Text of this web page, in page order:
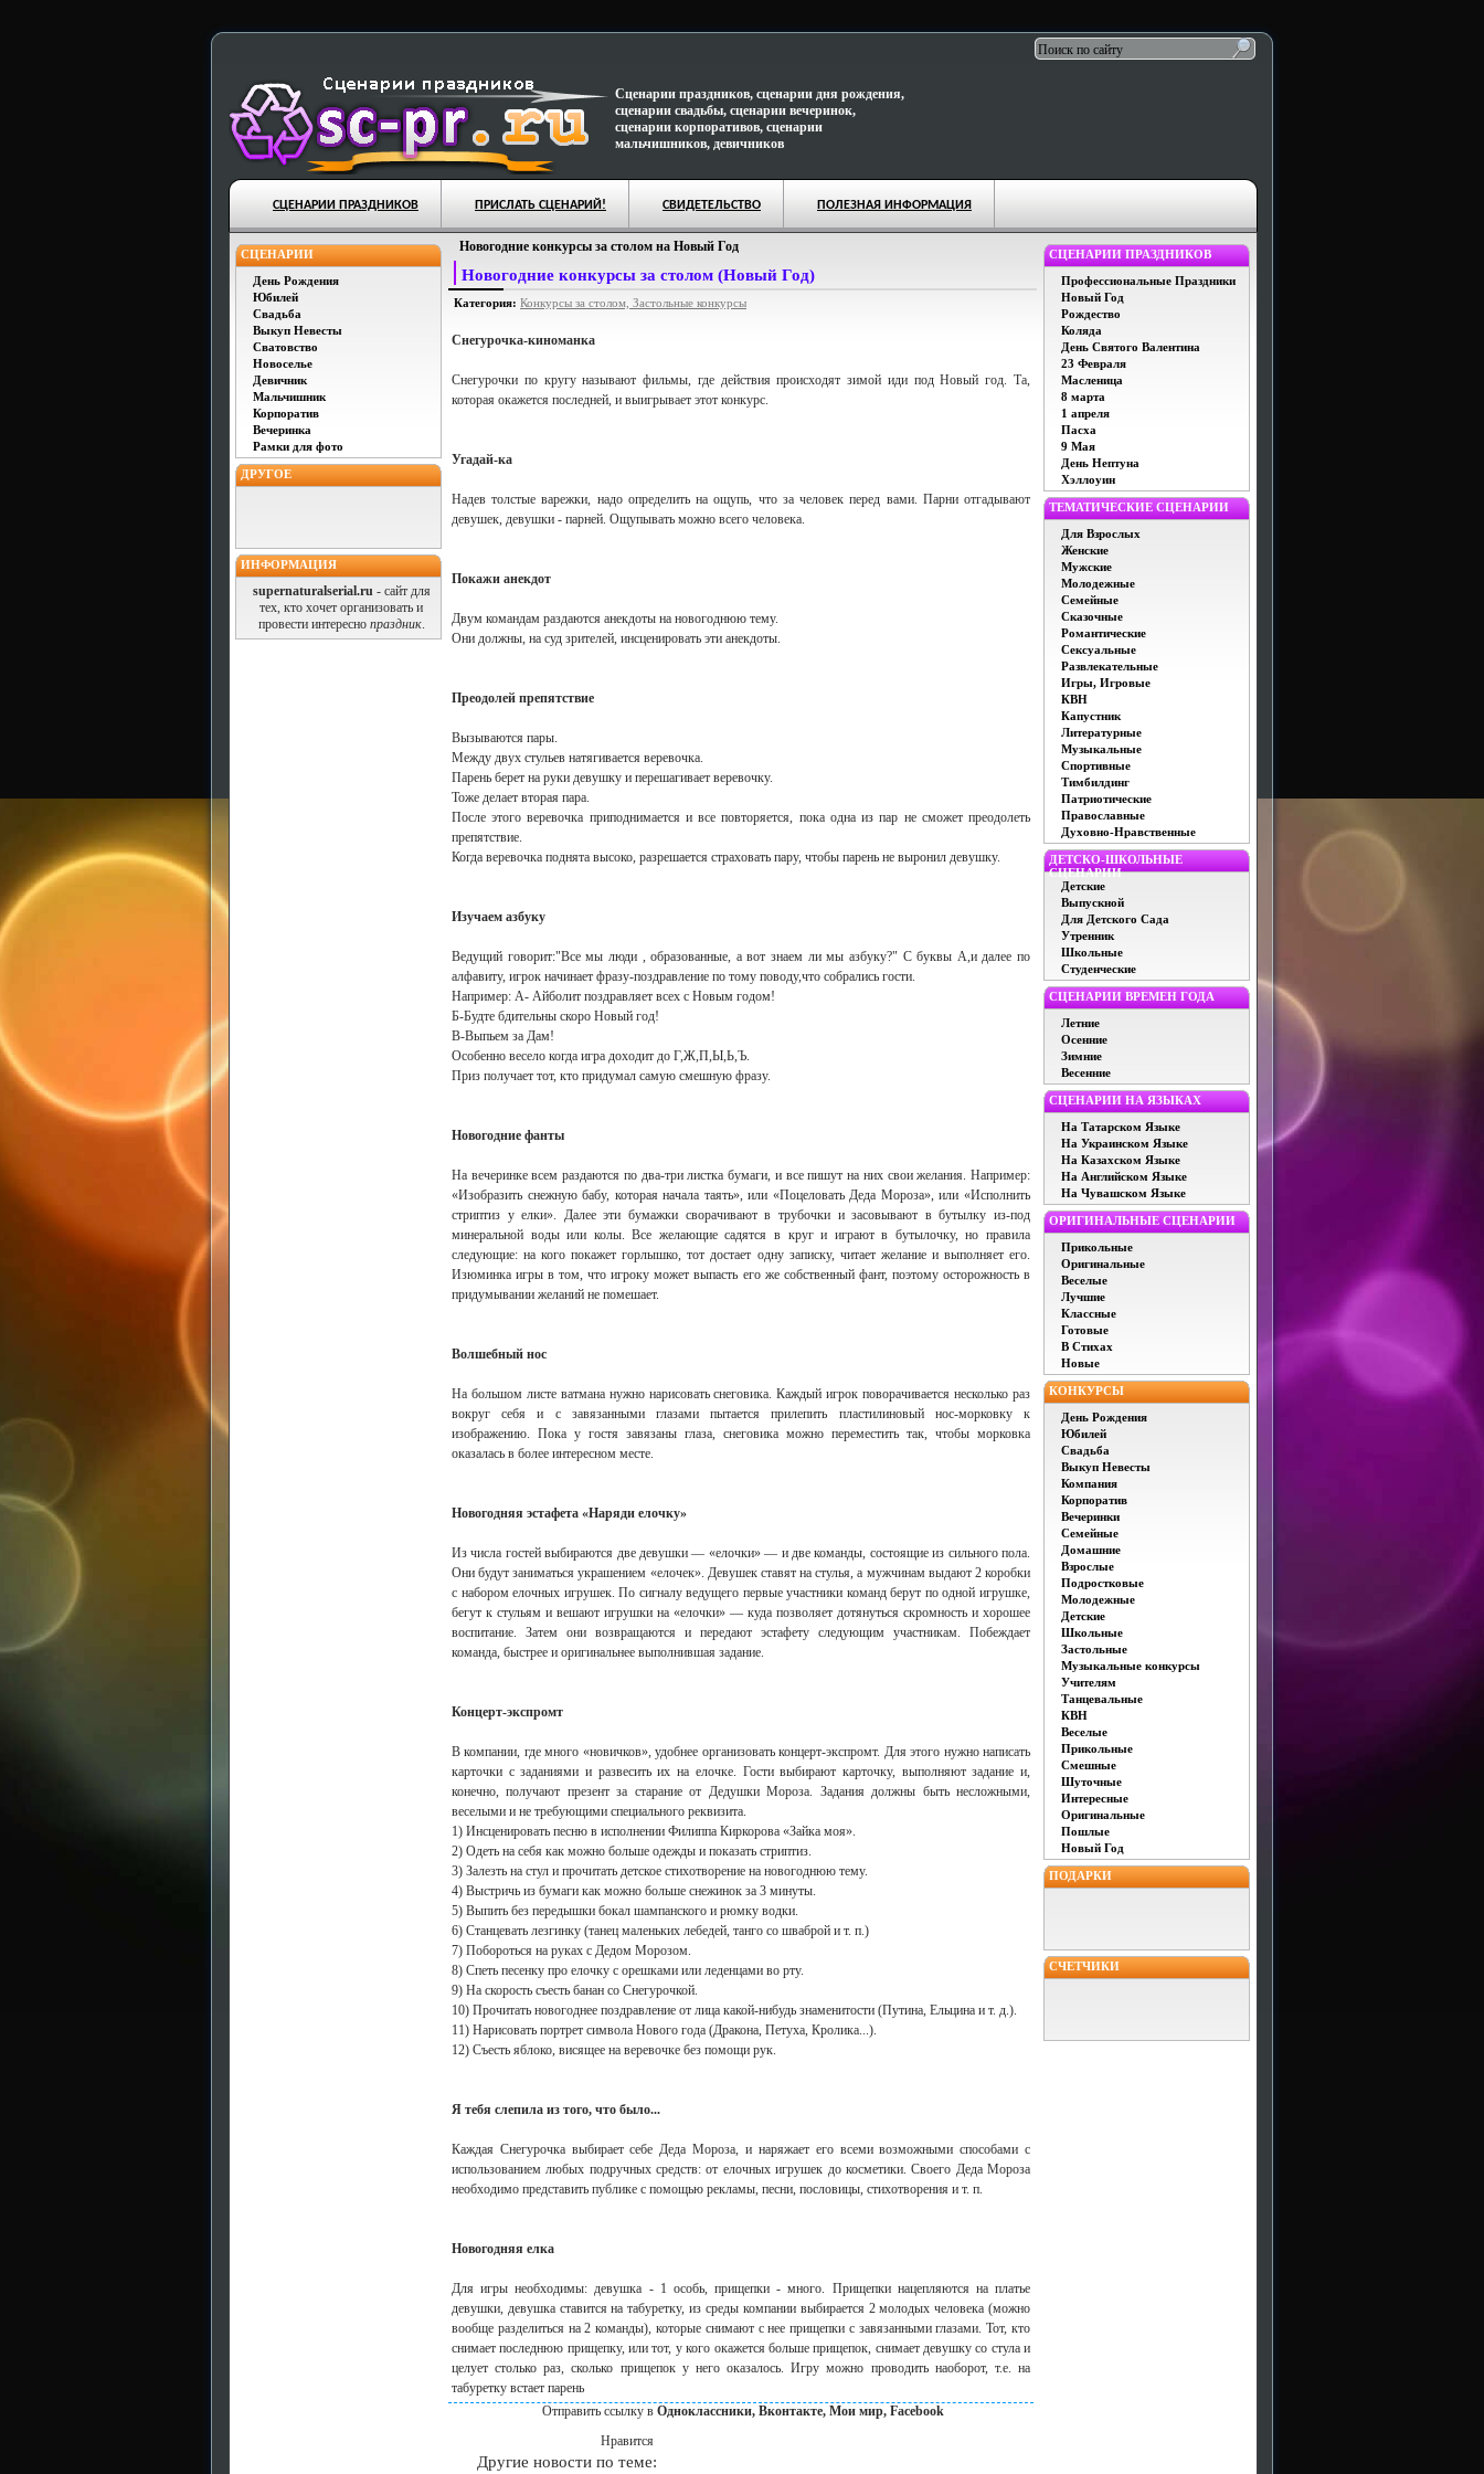
Сценарии праздников, сценарии дня рождения,
сценарии свадьбы, сценарии вечеринок,
сценарии корпоративов, сценарии
мальчишников, девичников
СЦЕНАРИИ ПРАЗДНИКОВ ПРИСЛАТЬ СЦЕНАРИЙ! СВИДЕТЕЛЬСТВО ПОЛЕЗНАЯ ИНФОРМАЦИЯ
СЦЕНАРИИ
День Рождения
Юбилей
Свадьба
Выкуп Невесты
Сватовство
Новоселье
Девичник
Мальчишник
Корпоратив
Вечеринка
Рамки для фото
ДРУГОЕ
ИНФОРМАЦИЯ
supernaturalserial.ru- сайт для
тех, кто хочет организовать и
провести интересно праздник.
Новогодние конкурсы за столом на Новый Год
Новогодние конкурсы за столом (Новый Год)
Категория: Конкурсы за столом, Застольные конкурсы
Снегурочка-киноманка
Снегурочки по кругу называют фильмы, где действия происходят зимой иди под Новый год. Та,
которая окажется последней, и выигрывает этот конкурс.
Угадай-ка
Надев толстые варежки, надо определить на ощупь, что за человек перед вами. Парни отгадывают
девушек, девушки - парней. Ощупывать можно всего человека.
Покажи анекдот
Двум командам раздаются анекдоты на новогоднюю тему.
Они должны, на суд зрителей, инсценировать эти анекдоты.
Преодолей препятствие
Вызываются пары.
Между двух стульев натягивается веревочка.
Парень берет на руки девушку и перешагивает веревочку.
Тоже делает вторая пара.
После этого веревочка приподнимается и все повторяется, пока одна из пар не сможет преодолеть
препятствие.
Когда веревочка поднята высоко, разрешается страховать пару, чтобы парень не выронил девушку.
Изучаем азбуку
Ведущий говорит:"Все мы люди , образованные, а вот знаем ли мы азбуку?" С буквы А,и далее по
алфавиту, игрок начинает фразу-поздравление по тому поводу,что собрались гости.
Например: А- Айболит поздравляет всех с Новым годом!
Б-Будте бдительны скоро Новый год!
В-Выпьем за Дам!
Особенно весело когда игра доходит до Г,Ж,П,Ы,Ь,Ъ.
Приз получает тот, кто придумал самую смешную фразу.
Новогодние фанты
На вечеринке всем раздаются по два-три листка бумаги, и все пишут на них свои желания. Например:
«Изобразить снежную бабу, которая начала таять», или «Поцеловать Деда Мороза», или «Исполнить
стриптиз у елки». Далее эти бумажки сворачивают в трубочки и засовывают в бутылку из-под
минеральной воды или колы. Все желающие садятся в круг и играют в бутылочку, но правила
следующие: на кого покажет горлышко, тот достает одну записку, читает желание и выполняет его.
Изюминка игры в том, что игроку может выпасть его же собственный фант, поэтому осторожность в
придумывании желаний не помешает.
Волшебный нос
На большом листе ватмана нужно нарисовать снеговика. Каждый игрок поворачивается несколько раз
вокруг себя и с завязанными глазами пытается прилепить пластилиновый нос-морковку к
изображению. Пока у гостя завязаны глаза, снеговика можно переместить так, чтобы морковка
оказалась в более интересном месте.
Новогодняя эстафета «Наряди елочку»
Из числа гостей выбираются две девушки — «елочки» — и две команды, состоящие из сильного пола.
Они будут заниматься украшением «елочек». Девушек ставят на стулья, а мужчинам выдают 2 коробки
с набором елочных игрушек. По сигналу ведущего первые участники команд берут по одной игрушке,
бегут к стульям и вешают игрушки на «елочки» — куда позволяет дотянуться скромность и хорошее
воспитание. Затем они возвращаются и передают эстафету следующим участникам. Побеждает
команда, быстрее и оригинальнее выполнившая задание.
Концерт-экспромт
В компании, где много «новичков», удобнее организовать концерт-экспромт. Для этого нужно написать
карточки с заданиями и развесить их на елочке. Гости выбирают карточку, выполняют задание и,
конечно, получают презент за старание от Дедушки Мороза. Задания должны быть несложными,
веселыми и не требующими специального реквизита.
1) Инсценировать песню в исполнении Филиппа Киркорова «Зайка моя».
2) Одеть на себя как можно больше одежды и показать стриптиз.
3) Залезть на стул и прочитать детское стихотворение на новогоднюю тему.
4) Выстричь из бумаги как можно больше снежинок за 3 минуты.
5) Выпить без передышки бокал шампанского и рюмку водки.
6) Станцевать лезгинку (танец маленьких лебедей, танго со шваброй и т. п.)
7) Побороться на руках с Дедом Морозом.
8) Спеть песенку про елочку с орешками или леденцами во рту.
9) На скорость съесть банан со Снегурочкой.
10) Прочитать новогоднее поздравление от лица какой-нибудь знаменитости (Путина, Ельцина и т. д.).
11) Нарисовать портрет символа Нового года (Дракона, Петуха, Кролика...).
12) Съесть яблоко, висящее на веревочке без помощи рук.
Я тебя слепила из того, что было...
Каждая Снегурочка выбирает себе Деда Мороза, и наряжает его всеми возможными способами с
использованием любых подручных средств: от елочных игрушек до косметики. Своего Деда Мороза
необходимо представить публике с помощью рекламы, песни, пословицы, стихотворения и т. п.
Новогодняя елка
Для игры необходимы: девушка - 1 особь, прищепки - много. Прищепки нацепляются на платье
девушки, девушка ставится на табуретку, из среды компании выбирается 2 молодых человека (можно
вообще разделиться на 2 команды), которые снимают с нее прищепки с завязанными глазами. Тот, кто
снимает последнюю прищепку, или тот, у кого окажется больше прищепок, снимает девушку со стула и
целует столько раз, сколько прищепок у него оказалось. Игру можно проводить наоборот, т.е. на
табуретку встает парень
Отправить ссылку в Одноклассники, Вконтакте, Мои мир, Facebook
Нравится
Другие новости по теме:
СЦЕНАРИИ ПРАЗДНИКОВ
Профессиональные Праздники
Новый Год
Рождество
Коляда
День Святого Валентина
23 Февраля
Масленица
8 марта
1 апреля
Пасха
9 Мая
День Нептуна
Хэллоуин
ТЕМАТИЧЕСКИЕ СЦЕНАРИИ
Для Взрослых
Женские
Мужские
Молодежные
Семейные
Сказочные
Романтические
Сексуальные
Развлекательные
Игры, Игровые
КВН
Капустник
Литературные
Музыкальные
Спортивные
Тимбилдинг
Патриотические
Православные
Духовно-Нравственные
ДЕТСКО-ШКОЛЬНЫЕ
СЦЕНАРИИ
Детские
Выпускной
Для Детского Сада
Утренник
Школьные
Студенческие
СЦЕНАРИИ ВРЕМЕН ГОДА
Летние
Осенние
Зимние
Весенние
СЦЕНАРИИ НА ЯЗЫКАХ
На Татарском Языке
На Украинском Языке
На Казахском Языке
На Английском Языке
На Чувашском Языке
ОРИГИНАЛЬНЫЕ СЦЕНАРИИ
Прикольные
Оригинальные
Веселые
Лучшие
Классные
Готовые
В Стихах
Новые
КОНКУРСЫ
День Рождения
Юбилей
Свадьба
Выкуп Невесты
Компания
Корпоратив
Вечеринки
Семейные
Домашние
Взрослые
Подростковые
Молодежные
Детские
Школьные
Застольные
Музыкальные конкурсы
Учителям
Танцевальные
КВН
Веселые
Прикольные
Смешные
Шуточные
Интересные
Оригинальные
Пошлые
Новый Год
ПОДАРКИ
СЧЕТЧИКИ